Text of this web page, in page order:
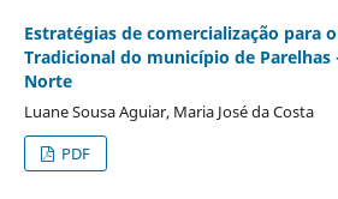
Estratégias de comercialização para
Tradicional do município de Parelhas
Norte
Luane Sousa Aguiar, Maria José da Costa
PDF